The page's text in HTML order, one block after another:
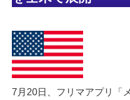
7月20日、フリマアプリ「